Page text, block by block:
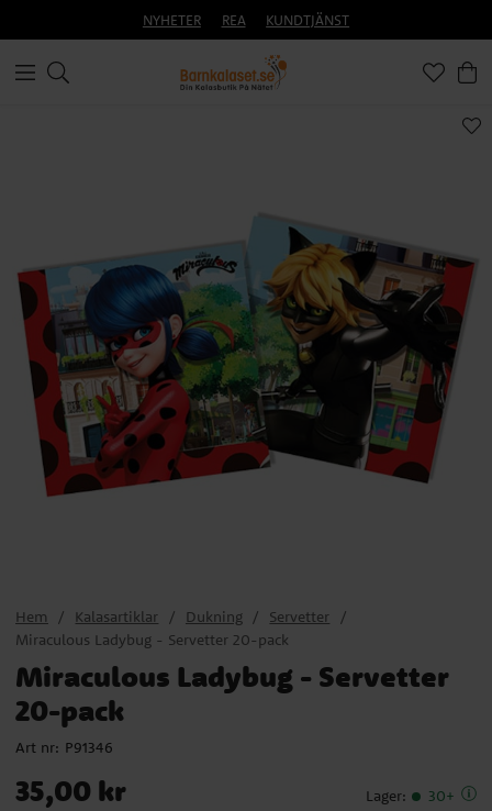
NYHETER REA KUNDTJÄNST
Hem Kalasartiklar Dukning
Servetter
Miraculous Ladybug - Servetter 20-pack
Miraculous Ladybug - Servetter
20-pack
Art nr: P91346
Pris
35,00 kr
35,00 kr Lager: 30+